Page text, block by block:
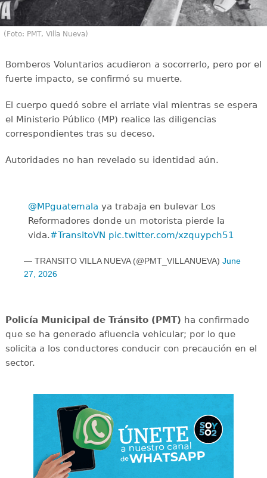
(Foto: PMT, Villa Nueva)
Bomberos Voluntarios acudieron a socorrerlo, pero por el
fuerte impacto, se confirmó su muerte.
El cuerpo quedó sobre el arriate vial mientras se espera
el Ministerio Público (MP) realice las diligencias
correspondientes tras su deceso.
Autoridades no han revelado su identidad aún.
@MPguatemala ya trabaja en bulevar Los
Reformadores donde un motorista pierde la
vida.#TransitoVN pic.twitter.com/xzquypch51
— TRANSITO VILLA NUEVA (@PMT_VILLANUEVA) June
27, 2026
Policía Municipal de Tránsito (PMT) ha confirmado
que se ha generado afluencia vehicular; por lo que
solicita a los conductores conducir con precaución en el
sector.